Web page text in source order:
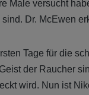
Male versucht
Dr. McEwen
Tage für die
der Raucher
wird. Nun ist